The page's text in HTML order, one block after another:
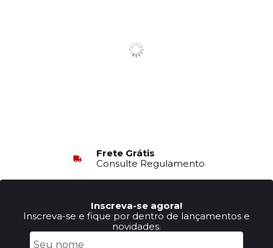
Frete Grátis
Consulte Regulamento
Inscreva-se agora!
Inscreva-se e fique por dentro de lançamentos e
novidades.